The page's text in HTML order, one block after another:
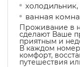
холодильник,
ванная
Проживание в
сделают Ваше
приятным и
В каждом
комфорт,
путешествия